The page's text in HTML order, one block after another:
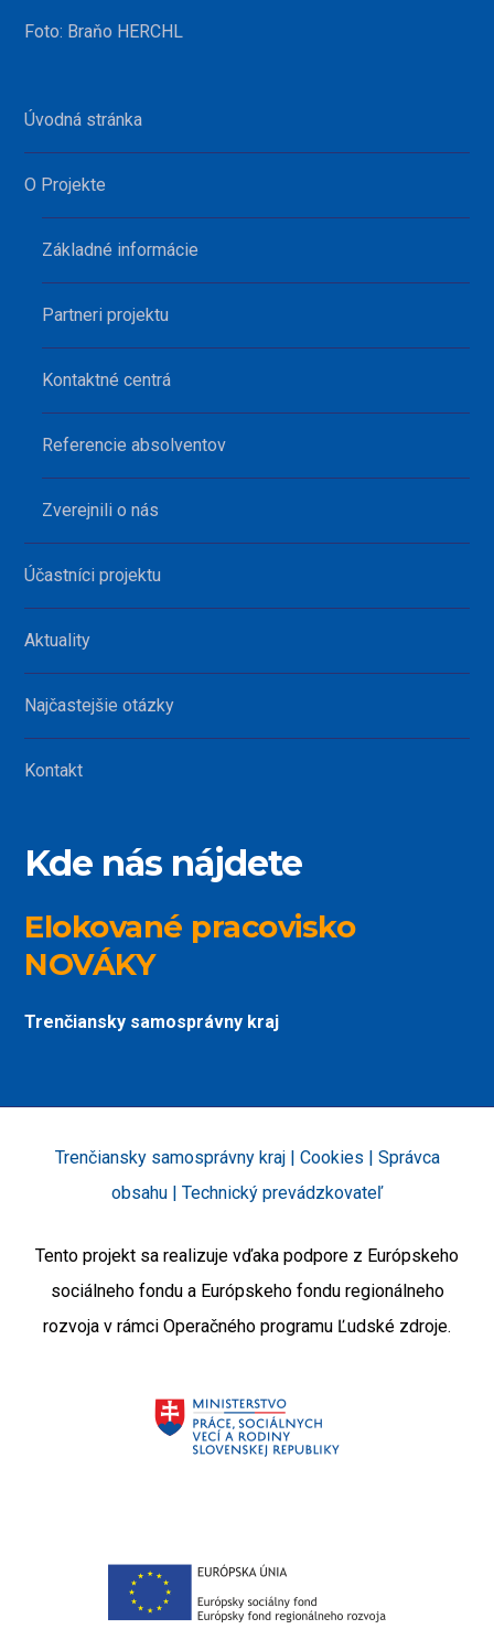
Foto: Braňo HERCHL
Úvodná stránka
O Projekte
Základné informácie
Partneri projektu
Kontaktné centrá
Referencie absolventov
Zverejnili o nás
Účastníci projektu
Aktuality
Najčastejšie otázky
Kontakt
Kde nás nájdete
Elokované pracovisko
NOVÁKY
Trenčiansky samosprávny kraj
Trenčiansky samosprávny kraj | Cookies | Správca
obsahu | Technický prevádzkovateľ
Tento projekt sa realizuje vďaka podpore z Európskeho
sociálneho fondu a Európskeho fondu regionálneho
rozvoja v rámci Operačného programu Ľudské zdroje.